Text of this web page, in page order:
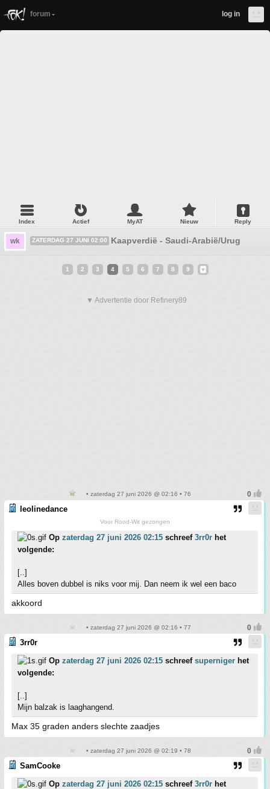
forum log in
Index Actief MyAT Nieuw Reply
wk ZATERDAG 27 JUNI 02:00 Kaapverdië - Saudi-Arabië/Uruguay -
1 2 3 4 5 6 7 8 9
▼ Advertentie door Refinery89
• zaterdag 27 juni 2026 @ 02:16 • 76
leolinedance
Voor Rood-Wit gezongen
Op zaterdag 27 juni 2026 02:15 schreef 3rr0r het
volgende:
[..]
Alles boven dubbel is niks voor mij. Dan neem ik wel een baco
akkoord
• zaterdag 27 juni 2026 @ 02:16 • 77
3rr0r
Op zaterdag 27 juni 2026 02:15 schreef superniger het
volgende:
[..]
Mijn balzak is laaghangend.
Max 35 graden anders slechte zaadjes
• zaterdag 27 juni 2026 @ 02:19 • 78
SamCooke
Op zaterdag 27 juni 2026 02:15 schreef 3rr0r het